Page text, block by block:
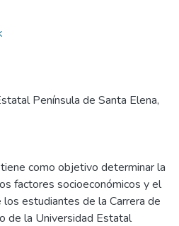
Península de Santa Elena,
como objetivo determinar la
factores socioeconómicos y el
estudiantes de la Carrera de
de la Universidad Estatal